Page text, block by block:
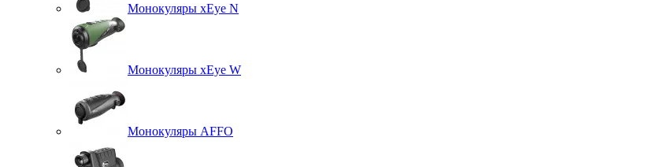
Монокуляры xEye N
Монокуляры xEye W
Монокуляры AFFO